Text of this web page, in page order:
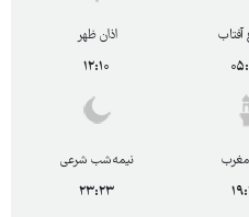
اذان ظهر
۱۲:۱۰
مغرب
نیمه‌شب شرعی
۲۳:۲۳